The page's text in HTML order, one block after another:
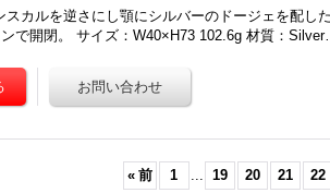
スカルを逆さにし顎にシルバーのドージェを配し
で開閉。 サイズ：W40×H73 102.6g 材質：
« 前 1 ... 19 20 21 22